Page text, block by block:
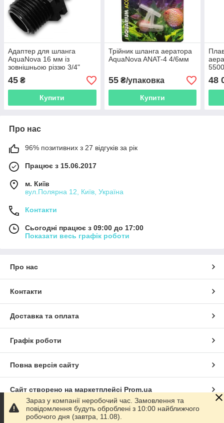
Адаптер для шланга
AquaNova 16 мм із
зовнішньою різзю 3/4"
45 ₴
Купити
Трійник шланга аератора
AquaNova ANAT-4 4/6мм
55₴/упаковка
Купити
48
Про нас
96% позитивних з 27 відгуків за рік
Працює з 15.06.2017
м. Київ
вул.Полярна 12, Київ, Україна
Контакти
Сьогодні працює з 09:00 до 17:00
Показати весь графік роботи
Про нас
Контакти
Доставка та оплата
Графік роботи
Повна версія сайту
Сайт створено на маркетплейсі Prom.ua
Політика конфіденційності
Зараз у компанії неробочий час. Замовлення та
повідомлення будуть оброблені з 10:00 найближчого
робочого дня (завтра, 11.08).